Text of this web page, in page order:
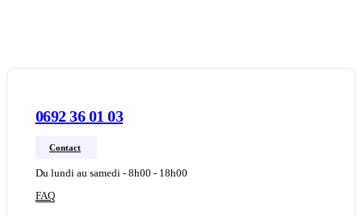
0692 36 01 03
Contact
Du lundi au samedi - 8h00 - 18h00
FAQ